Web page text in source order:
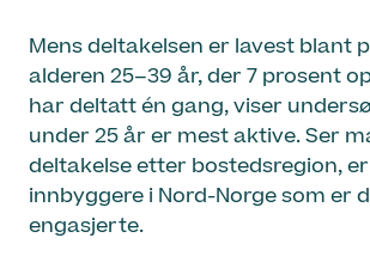
Mens deltakelsen er lavest blant
alderen 25–39 år, der 7 prosent
har deltatt én gang, viser
under 25 år er mest aktive. Ser
deltakelse etter bostedsregion,
innbyggere i Nord-Norge som er
engasjerte.